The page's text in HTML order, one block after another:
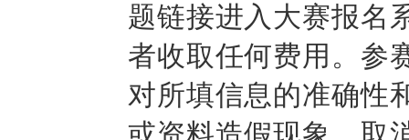
题链接进入大赛报名
者收取任何费用。参
对所填信息的准确性